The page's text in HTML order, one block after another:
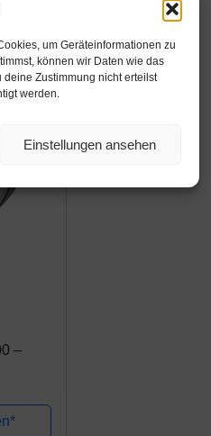
um Geräteinformationen zu
können wir Daten wie das
Zustimmung nicht erteilst
werden.
Einstellungen ansehen
–
für